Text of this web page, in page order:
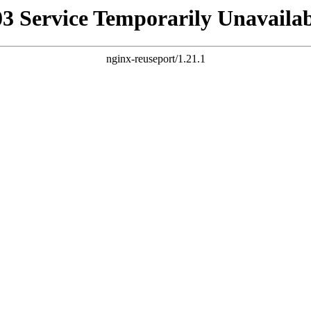
Service Temporarily
nginx-reuseport/1.21.1